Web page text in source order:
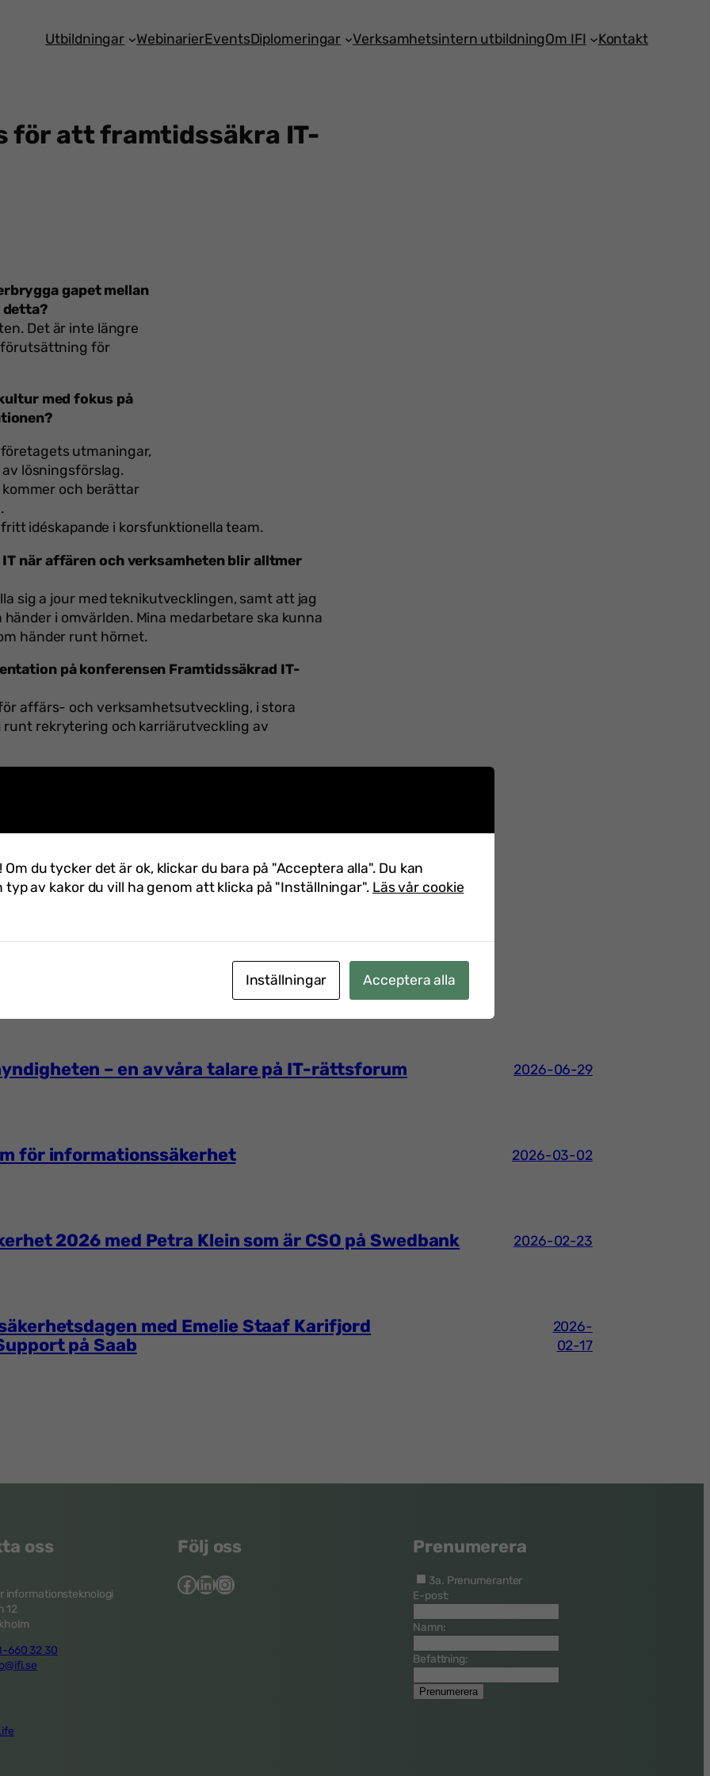
Utbildningar WebinarierEventsDiplomeringar Verksamhetsintern utbildningOm IFI Kontakt
för att framtidssäkra IT-
gapet mellan
detta?
Det är inte längre
förutsättning för
med fokus på
företagets utmaningar,
lösningsförslag.
och berättar
idéskapande i korsfunktionella team.
när affären och verksamheten blir alltmer
sig a jour med teknikutvecklingen, samt att jag
i omvärlden. Mina medarbetare ska kunna
händer runt hörnet.
på konferensen Framtidssäkrad IT-
affärs- och verksamhetsutveckling, i stora
runt rekrytering och karriärutveckling av
Fram till den 31 augusti kan du boka din
plats konferensen
organisation här!
– en av våra talare på IT-rättsforum 2026-06-29
för informationssäkerhet 2026-03-02
2026 med Petra Klein som är CSO på Swedbank 2026-02-23
med Emelie Staaf Karifjord
på Saab
2026-
02-17
oss
informationsteknologi
12
660 32 30
Följ oss
Facebook LinkedIn Instagram
Prenumerera
3a. Prenumeranter
E-post:
Namn:
Befattning:
Om du tycker det är ok, klickar du bara på "Acceptera alla". Du kan
typ av kakor du vill ha genom att klicka på "Inställningar". Läs vår cookie
Inställningar Acceptera alla